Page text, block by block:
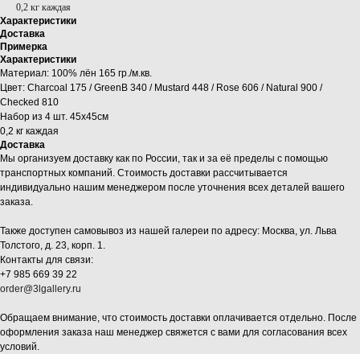
0,2 кг каждая
Характеристики
Доставка
Примерка
Характеристики
Материал: 100% лён 165 гр./м.кв.
Цвет: Charcoal 175 / GreenB 340 / Mustard 448 / Rose 606 / Natural 900 /
Checked 810
Набор из 4 шт. 45x45см
0,2 кг каждая
Доставка
Мы организуем доставку как по России, так и за её пределы с помощью
транспортных компаний. Стоимость доставки рассчитывается
индивидуально нашим менеджером после уточнения всех деталей вашего
заказа.
Также доступен самовывоз из нашей галереи по адресу: Москва, ул. Льва
Толстого, д. 23, корп. 1.
Контакты для связи:
+7 985 669 39 22
order@3lgallery.ru
Обращаем внимание, что стоимость доставки оплачивается отдельно. После
оформления заказа наш менеджер свяжется с вами для согласования всех
условий.